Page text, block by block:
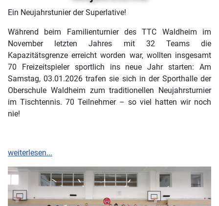
Ein Neujahrstunier der Superlative!
Während beim Familienturnier des TTC Waldheim im
November letzten Jahres mit 32 Teams die
Kapazitätsgrenze erreicht worden war, wollten insgesamt
70 Freizeitspieler sportlich ins neue Jahr starten: Am
Samstag, 03.01.2026 trafen sie sich in der Sporthalle der
Oberschule Waldheim zum traditionellen Neujahrsturnier
im Tischtennis. 70 Teilnehmer – so viel hatten wir noch
nie!
weiterlesen...